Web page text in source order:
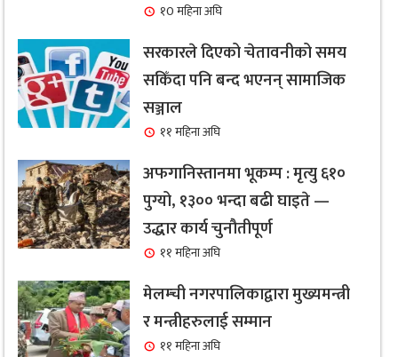
१0 महिना अघि
सरकारले दिएको चेतावनीको समय
सकिँदा पनि बन्द भएनन् सामाजिक
सञ्जाल
११ महिना अघि
अफगानिस्तानमा भूकम्प : मृत्यु ६१०
पुग्यो, १३०० भन्दा बढी घाइते —
उद्धार कार्य चुनौतीपूर्ण
११ महिना अघि
मेलम्ची नगरपालिकाद्वारा मुख्यमन्त्री
र मन्त्रीहरुलाई सम्मान
११ महिना अघि